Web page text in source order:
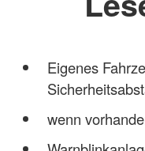
Eigenes
wenn